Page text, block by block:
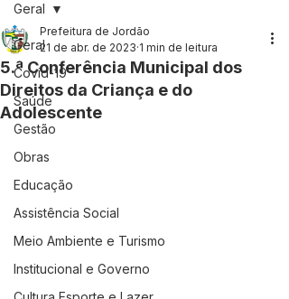
Geral
Covid-19
Saúde
Gestão
Obras
Educação
Assistência Social
Meio Ambiente e Turismo
Institucional e Governo
Geral
5.ª Conferência Municipal dos
Direitos da Criança e do
Adolescente
Prefeitura de Jordão
21 de abr. de 2023 1 min de leitura